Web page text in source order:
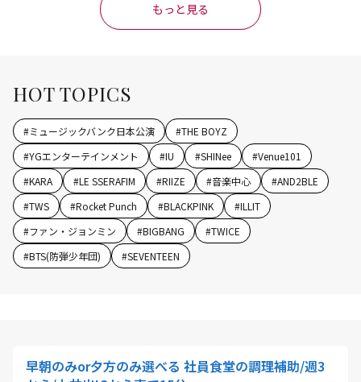
もっと見る
HOT TOPICS
#ミュージックバンク日本公演 #THE BOYZ
#YGエンターテインメント #IU #SHINee #Venue101
#KARA #LE SSERAFIM #RIIZE #音楽中心 #AND2BLE
#TWS #Rocket Punch #BLACKPINK #ILLIT
#ファン・ジョンミン #BIGBANG #TWICE
#BTS(防弾少年団) #SEVENTEEN
早朝のみor夕方のみ選べる 社員食堂の調理補助/週3